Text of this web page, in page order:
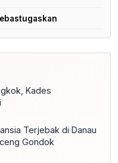
Kades
Terjebak di Danau
Gondok